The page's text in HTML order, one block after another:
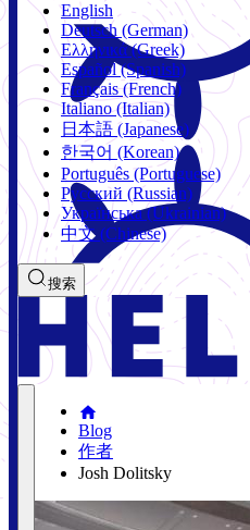
English
Deutsch (German)
Ελληνικά (Greek)
Español (Spanish)
Français (French)
Italiano (Italian)
日本語 (Japanese)
한국어 (Korean)
Português (Portuguese)
Русский (Russian)
Українська (Ukrainian)
中文 (Chinese)
搜索
Blog
作者
Josh Dolitsky